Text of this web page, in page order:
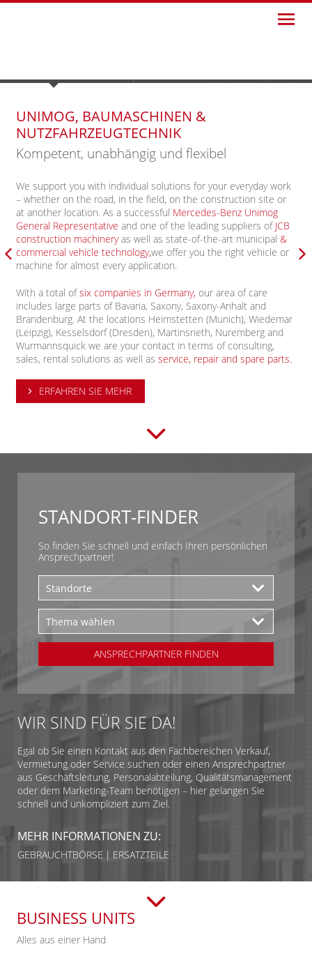
Skip
UNIMOG, BAUMASCHINEN &
NUTZFAHRZEUGTECHNIK
Kompetent, unabhängig und flexibel
We support you with individual solutions for your everyday work
– whether on the road, in the field, on the construction site or
at another location. As a successful Mercedes-Benz Unimog
General Representative and one of the leading suppliers of JCB
construction machineryas well as state-of-the-art municipal &
commercial vehicle technology,we offer you the right vehicle or
machine for almost every application.
With a total ofsix companies in Germany, our area of care
includes large parts of Bavaria, Saxony, Saxony-Anhalt and
Brandenburg. At the locations Heimstetten (Munich), Wiedemar
(Leipzig), Kesselsdorf (Dresden), Martinsrieth, Nuremberg and
Wurmannsquick we are your contact in terms of consulting,
sales, rental solutions as well as service, repair and spare parts.
ERFAHREN SIE MEHR
STANDORT-FINDER
So finden Sie schnell und einfach Ihren persönlichen
Ansprechpartner!
ANSPRECHPARTNER FINDEN
WIR SIND FÜR SIE DA!
Egal ob Sie einen Kontakt aus den Fachbereichen Verkauf,
Vermietung oder Service suchen oder einen Ansprechpartner
aus Geschäftsleitung, Personalabteilung, Qualitätsmanagement
oder dem Marketing-Team benötigen – hier gelangen Sie
schnell und unkompliziert zum Ziel.
MEHR INFORMATIONEN ZU:
GEBRAUCHTBÖRSE ERSATZTEILE
BUSINESS UNITS
Alles aus einer Hand